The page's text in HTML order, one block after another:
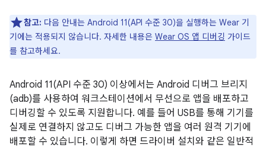
참고: 다음 안내는 Android 11(API 수준 30)을 실행하는 Wear 기
기에는 적용되지 않습니다. 자세한 내용은 Wear OS 앱 디버깅 가이드
를 참고하세요.
Android 11(API 수준 30) 이상에서는 Android 디버그 브리지
(adb)를 사용하여 워크스테이션에서 무선으로 앱을 배포하고
디버깅할 수 있도록 지원합니다. 예를 들어 USB를 통해 기기를
실제로 연결하지 않고도 디버그 가능한 앱을 여러 원격 기기에
배포할 수 있습니다. 이렇게 하면 드라이버 설치와 같은 일반적